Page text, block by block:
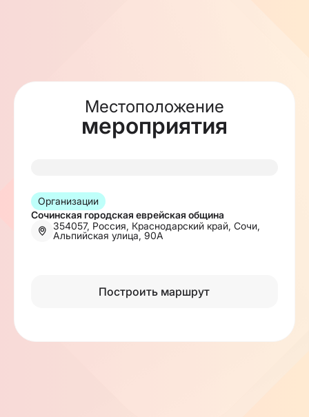
Местоположение
мероприятия
Организации
Сочинская городская еврейская община
354057, Россия, Краснодарский край, Сочи,
Альпийская улица, 90А
Построить маршрут